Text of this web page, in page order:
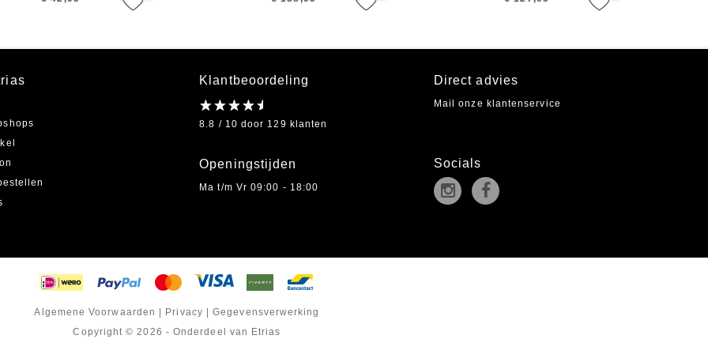
Klantbeoordeling
8.8 / 10 door 129 klanten
Openingstijden
Ma t/m Vr 09:00 - 18:00
Direct advies
Mail onze klantenservice
Socials
Algemene Voorwaarden Privacy |Gegevensverwerking
Copyright © 2026 - Onderdeel van Etrias